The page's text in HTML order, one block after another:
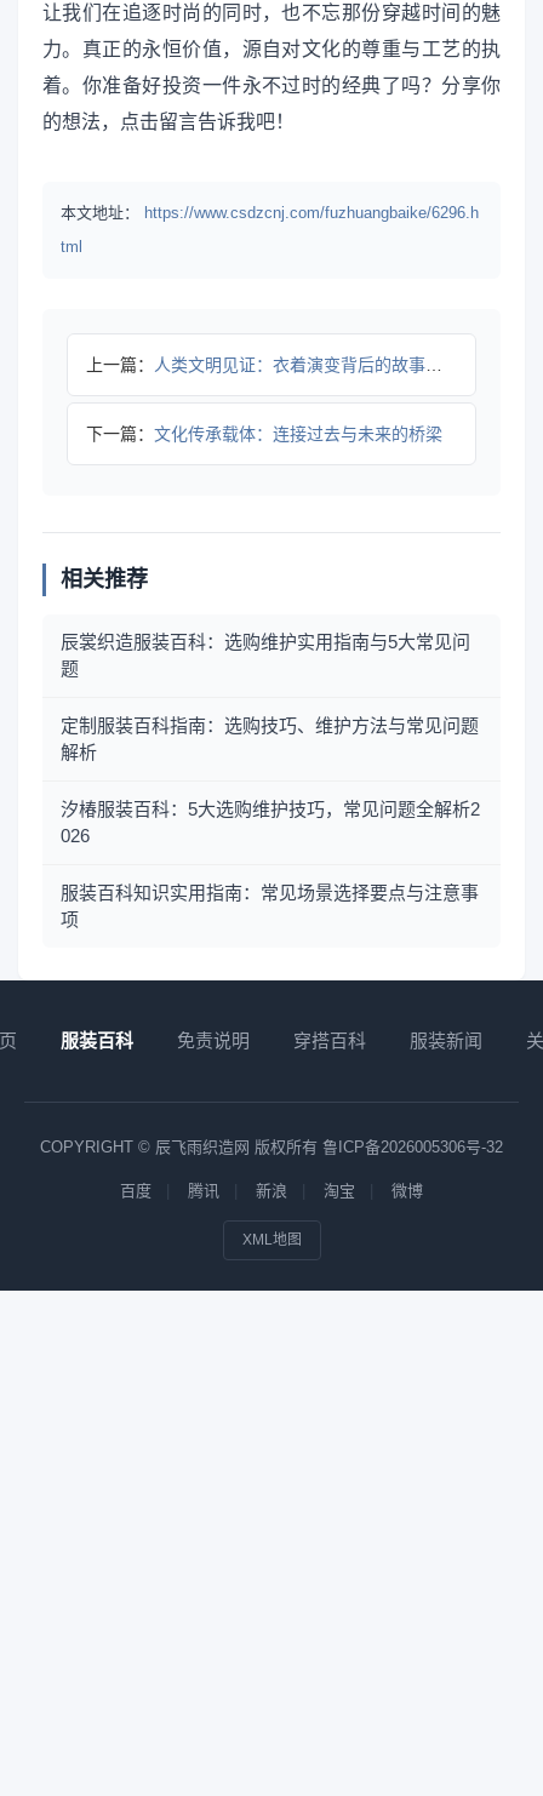
让我们在追逐时尚的同时，也不忘那份穿越时间的魅
力。真正的永恒价值，源自对文化的尊重与工艺的执
着。你准备好投资一件永不过时的经典了吗？分享你
的想法，点击留言告诉我吧！
本文地址：
https://www.csdzcnj.com/fuzhuangbaike/6296.h
tml
上一篇： 人类文明见证：衣着演变背后的故事与深意
下一篇： 文化传承载体：连接过去与未来的桥梁
相关推荐
辰裳织造服装百科：选购维护实用指南与5大常见问
题
定制服装百科指南：选购技巧、维护方法与常见问题
解析
汐椿服装百科：5大选购维护技巧，常见问题全解析2
026
服装百科知识实用指南：常见场景选择要点与注意事
项
服装百科 免责说明 穿搭百科 服装新闻
COPYRIGHT © 辰飞雨织造网 版权所有 鲁ICP备2026005306号-32
百度 腾讯 新浪 淘宝 微博
XML地图